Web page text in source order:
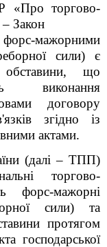
«Про торгово-
– Закон
мажорними
сили) є
обставини, що
виконання
договору
згідно із
актами.
(далі – ТПП)
торгово-
форс-мажорні
сили) та
протягом
господарської